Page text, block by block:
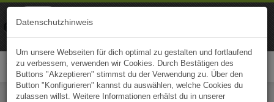
Datenschutzhinweis
Um unsere Webseiten für dich optimal zu gestalten und fortlaufend
zu verbessern, verwenden wir Cookies. Durch Bestätigen des
Buttons "Akzeptieren" stimmst du der Verwendung zu. Über den
Button "Konfigurieren" kannst du auswählen, welche Cookies du
zulassen willst. Weitere Informationen erhälst du in unserer
Naviki